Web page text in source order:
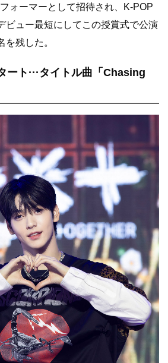
ォーマーとして招待され、K-POP
ビュー最短にしてこの授賞式で公演
を残した。
ート···タイトル曲「Chasing